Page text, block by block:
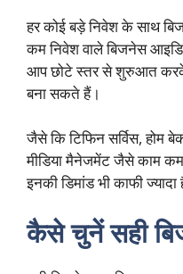
हर कोई बड़े निवेश के साथ
कम निवेश वाले बिजनेस
आप छोटे स्तर से शुरुआत करके
बना सकते हैं।
जैसे कि टिफिन सर्विस, होम
मीडिया मैनेजमेंट जैसे काम
इनकी डिमांड भी काफी ज्यादा
कैसे चुनें सही